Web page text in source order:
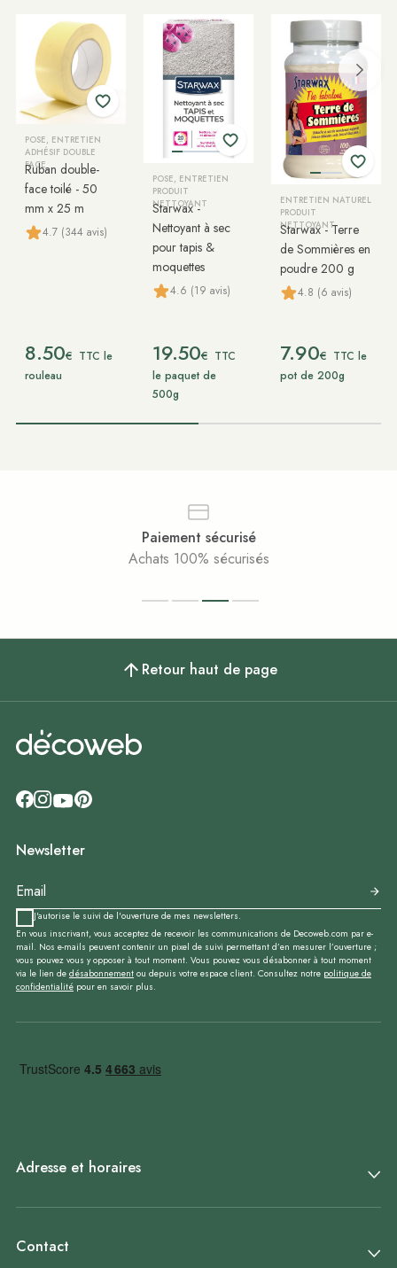
POSE, ENTRETIEN
ADHÉSIF DOUBLE
FACE
Ruban double-
face toilé - 50
mm x 25 m
4.7 (344 avis)
8.50€ TTC le
rouleau
POSE, ENTRETIEN
PRODUIT
NETTOYANT
Starwax -
Nettoyant à sec
pour tapis &
moquettes
4.6 (19 avis)
19.50€ TTC
le paquet de
500g
ENTRETIEN NATUREL
PRODUIT
NETTOYANT
Starwax - Terre
de Sommières en
poudre 200 g
4.8 (6 avis)
7.90€ TTC le
pot de 200g
Paiement sécurisé
Achats 100% sécurisés
Retour haut de page
Newsletter
J'autorise le suivi de l'ouverture de mes newsletters.
En vous inscrivant, vous acceptez de recevoir les communications de Decoweb.com par e-
mail. Nos e-mails peuvent contenir un pixel de suivi permettant d’en mesurer l’ouverture ;
vous pouvez vous y opposer à tout moment. Vous pouvez vous désabonner à tout moment
via le lien de désabonnement ou depuis votre espace client. Consultez notre politique de
confidentialité pour en savoir plus.
Adresse et horaires
Contact